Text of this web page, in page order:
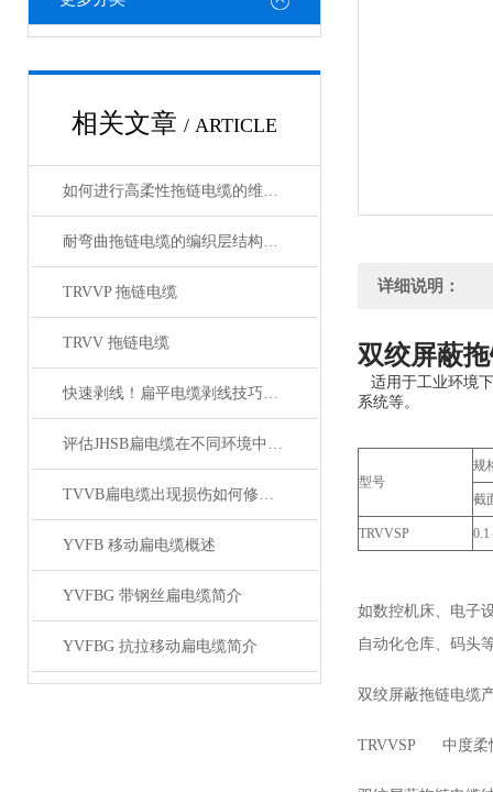
相关文章 / ARTICLE
如何进行高柔性拖链电缆的维护保养？
耐弯曲拖链电缆的编织层结构有哪几种
TRVVP 拖链电缆
TRVV 拖链电缆
快速剥线！扁平电缆剥线技巧分享
评估JHSB扁电缆在不同环境中电气性能稳定性
TVVB扁电缆出现损伤如何修补？有哪些措施
YVFB 移动扁电缆概述
YVFBG 带钢丝扁电缆简介
YVFBG 抗拉移动扁电缆简介
详细说明：
双绞屏蔽
适用于工业环境
系统等。
型号
规
截
TRVVSP 0.1
如数控机床、电子
自动化仓库、码头
双绞屏蔽拖链电缆
TRVVSP 中度柔